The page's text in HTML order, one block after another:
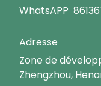
WhatsAPP
Adresse
Zone de
Zhengzhou,